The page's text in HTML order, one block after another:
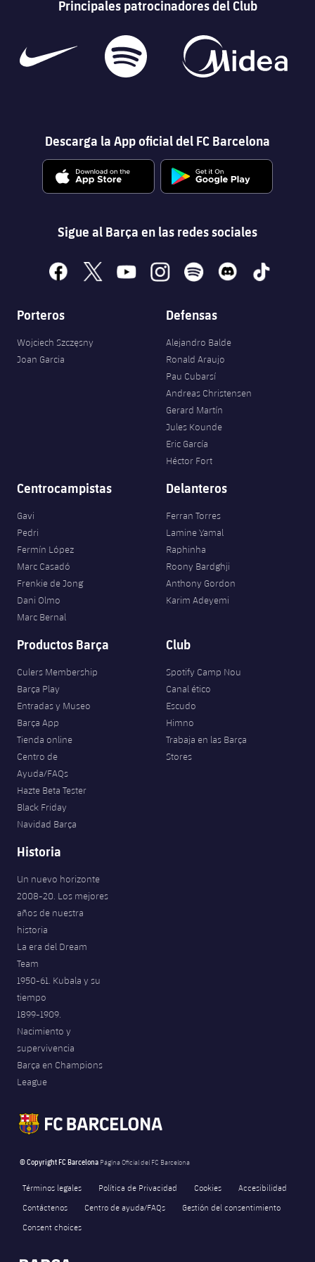
Principales patrocinadores del Club
Descarga la App oficial del FC Barcelona
Sigue al Barça en las redes sociales
facebook
x youtubeinstagramspotify discord tiktok
Porteros
Wojciech Szczęsny
Joan Garcia
Defensas
Alejandro Balde
Ronald Araujo
Pau Cubarsí
Andreas Christensen
Gerard Martín
Jules Kounde
Eric García
Héctor Fort
Centrocampistas
Gavi
Pedri
Fermín López
Marc Casadó
Frenkie de Jong
Dani Olmo
Marc Bernal
Delanteros
Ferran Torres
Lamine Yamal
Raphinha
Roony Bardghji
Anthony Gordon
Karim Adeyemi
Productos Barça
Culers Membership
Barça Play
Entradas y Museo
Barça App
Tienda online
Centro de
Ayuda/FAQs
Hazte Beta Tester
Black Friday
Navidad Barça
Club
Spotify Camp Nou
Canal ético
Escudo
Himno
Trabaja en las Barça
Stores
Historia
Un nuevo horizonte
2008-20. Los mejores
años de nuestra
historia
La era del Dream
Team
1950-61. Kubala y su
tiempo
1899-1909.
Nacimiento y
supervivencia
Barça en Champions
League
© Copyright FC Barcelona Página Oficial del FC Barcelona
Términos legales Política de Privacidad Cookies
Accesibilidad
Contáctenos
Centro de ayuda/FAQs
Gestión del consentimiento
Consent choices